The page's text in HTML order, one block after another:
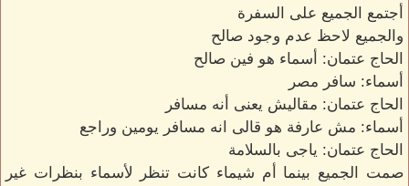
أجتمع الجميع على السفرة
والجميع لاحظ عدم وجود صالح
الحاج عتمان: أسماء هو فين صالح
أسماء: سافر مصر
الحاج عتمان: مقاليش يعنى أنه مسافر
أسماء: مش عارفة هو قالى انه مسافر يومين وراجع
الحاج عتمان: ياجى بالسلامة
صمت الجميع بينما أم شيماء كانت تنظر لأسماء بنظرات غير